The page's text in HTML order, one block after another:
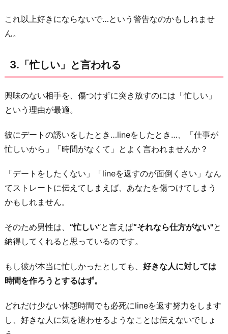
避
れ
る
お
わ
に
これ以上好きにならないで…という警告なのかもしれませ
ん。
3.「忙しい」と言われる
興味のない相手を、傷つけずに突き放すのには「忙しい」
という理由が最適。
彼にデートの誘いをしたとき…lineをしたとき…、「仕事が
忙しいから」「時間がなくて」とよく言われませんか？
「デートをしたくない」「lineを返すのが面倒くさい」なん
てストレートに伝えてしまえば、あなたを傷つけてしまう
かもしれません。
そのため男性は、 “忙しい“と言えば“それなら仕方がない"と
納得してくれると思っているのです。
もし彼が本当に忙しかったとしても、 好きな人に対しては
時間を作ろうとするはず。
どれだけ少ない休憩時間でも必死にlineを返す努力をします
し、好きな人に気を遣わせるようなことは伝えないでしょ